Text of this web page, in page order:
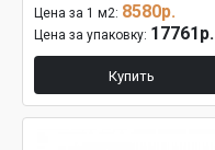
Цена за 1 м2: 8580р.
Цена за упаковку: 17761р.
Купить